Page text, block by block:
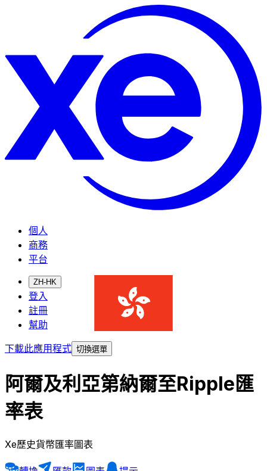
個人
商務
平台
ZH-HK
登入
註冊
幫助
下載此應用程式 切換選單
阿爾及利亞第納爾至Ripple匯
率表
Xe歷史貨幣匯率圖表